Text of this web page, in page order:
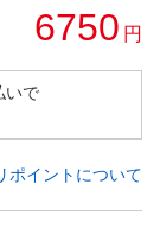
6750 円
いで
ポイントについて